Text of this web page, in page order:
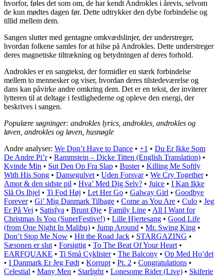
hvorfor, føles det som om, de har kendt Androkles i årevis, selvom
de kun mødtes dagen før. Dette udtrykker den dybe forbindelse og
tillid mellem dem.
Sangen slutter med gentagne omkvædslinjer, der understreger,
hvordan folkene samles for at hilse på Androkles. Dette understreger
deres magnetiske tiltrækning og betydningen af deres forhold.
Androkles er en sangtekst, der formidler en stærk forbindelse
mellem to mennesker og viser, hvordan deres tilstedeværelse og
dans kan påvirke andre omkring dem. Det er en tekst, der inviterer
lytteren til at deltage i festlighederne og opleve den energi, der
beskrives i sangen.
Populære søgninger: androkles lyrics, androkles, androkles og
løven, androkles og løven, husnøgle
Andre analyser: We Don’t Have to Dance • +1 • Du Er Ikke Som
De Andre Pi’r• Rammstein – Dicke Titten (English Translation) •
Kvinde Min • Sut Den Op Fra Slap • Buster• Killing Me Softly
With His Song • Dansegulvet • Uden Forsvar• We Cry Together•
Amor & den sidste pil • Hva’ Med Dig Selv? • Juice • I Kan Ikke
Slå Os Ihjel • Ti Fod Høj • Let Her Go • Galway Girl • Goodbye
Forever• Gi’ Mig Danmark Tilbage • Come as You Are • Culo • Jeg
Er På Vej • Satisfya • Brunt Øje • Family Line • All I Want for
Christmas Is You (SuperFestive!) • Lille Hjertesang • Good Life
(from One Night In Malibu) • Jump Around • Mr. Swing King •
Don’t Stop Me Now • Hit the Road Jack • STARGAZING •
Sæsonen er slut • Forsigtig • To The Beat Of Your Heart •
EARFQUAKE • Ti Små Cyklister• The Balcony • Op Med Ho’det
• I Danmark Er Jeg Født • Korrupt • Pt. 2 • Congratulations •
Celestial • Many Men • Starlight • Lonesome Rider (Live) • Skiferie